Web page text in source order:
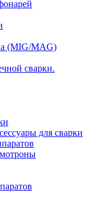
(MIG/MAG)
сварки.
для сварки